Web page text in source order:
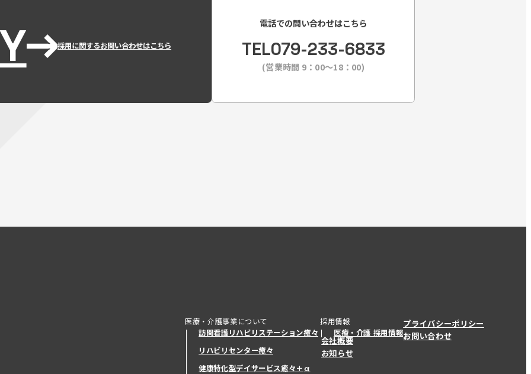
採用に関するお問い合わせはこちら
電話での問い合わせはこちら
TEL079-233-6833
(営業時間 9：00〜18：00)
医療・介護事業について
訪問看護リハビリステーション癒々
リハビリセンター癒々
健康特化型デイサービス癒々＋α
採用情報
医療・介護 採用情報
会社概要
お知らせ
プライバシーポリシー
お問い合わせ